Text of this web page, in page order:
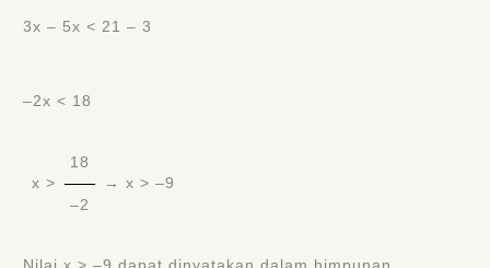
3x ‒ 5x < 21 ‒ 3
‒2x < 18
x >
18
‒2
→ x > ‒9